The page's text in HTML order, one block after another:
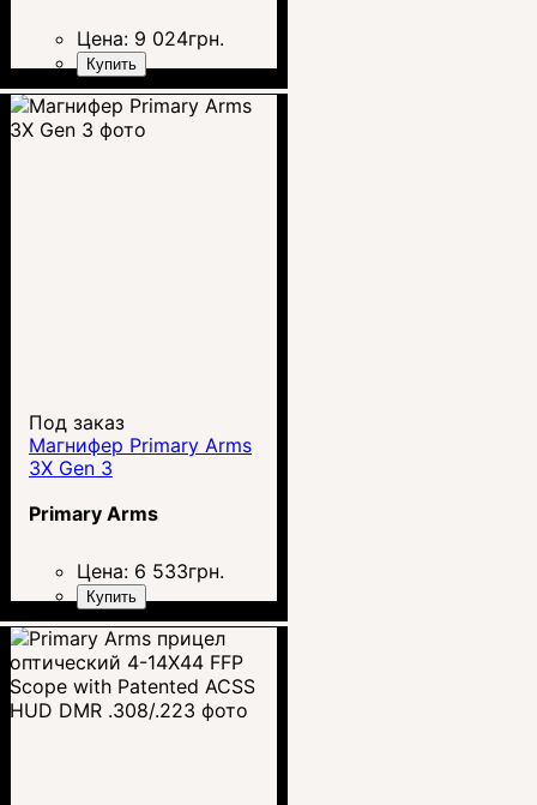
Цена: 9 024грн.
Купить
Под заказ
Магнифер Primary Arms
3X Gen 3
Primary Arms
Цена: 6 533грн.
Купить